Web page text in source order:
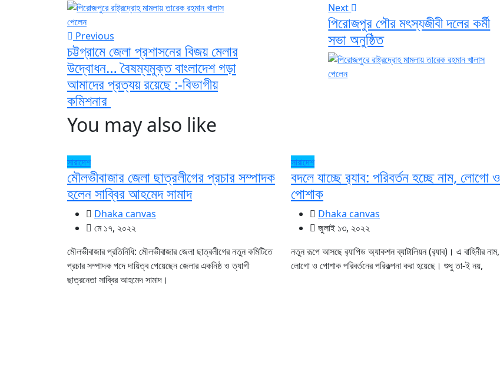
Previous
চট্টগ্রামে জেলা প্রশাসনের বিজয় মেলার
উদ্বোধন… বৈষম্যমুক্ত বাংলাদেশ গড়া
আমাদের প্রত্যয় রয়েছে :-বিভাগীয়
কমিশনার
Next
পিরোজপুর পৌর মৎস্যজীবী দলের কর্মী
সভা অনুষ্ঠিত
You may also like
সারাদেশ
মৌলভীবাজার জেলা ছাত্রলীগের প্রচার সম্পাদক
হলেন সাব্বির আহমেদ সামাদ
Dhaka canvas
মে ১৭, ২০২২
মৌলভীবাজার প্রতিনিধি: মৌলভীবাজার জেলা ছাত্রলীগের নতুন কমিটিতে
প্রচার সম্পাদক পদে দায়িত্ব পেয়েছেন জেলার একনিষ্ঠ ও ত্যাগী
ছাত্রনেতা সাব্বির আহমেদ সামাদ।
সারাদেশ
বদলে যাচ্ছে র‌্যাব: পরিবর্তন হচ্ছে নাম, লোগো ও
পোশাক
Dhaka canvas
জুলাই ১৩, ২০২২
নতুন রূপে আসছে র‌্যাপিড অ্যাকশন ব্যাটালিয়ন (র‌্যাব)। এ বাহিনীর নাম,
লোগো ও পোশাক পরিবর্তনের পরিকল্পনা করা হয়েছে। শুধু তা-ই নয়,